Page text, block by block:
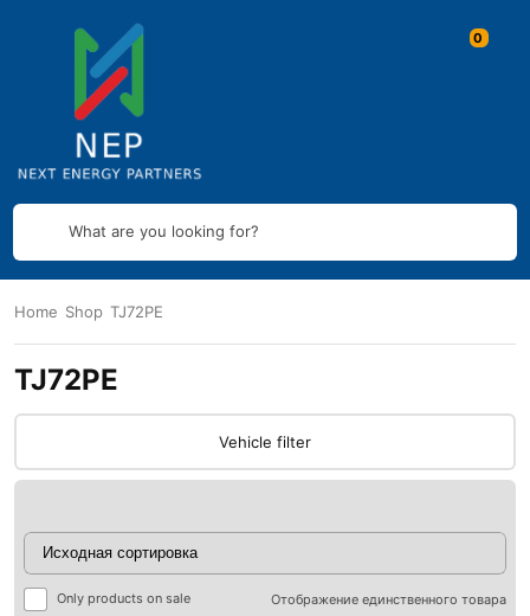
What are you looking for?
Home Shop TJ72PE
TJ72PE
Vehicle filter
Only products on sale Отображение единственного товара